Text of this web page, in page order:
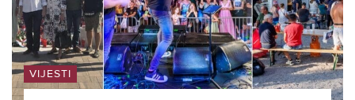
VIJESTI